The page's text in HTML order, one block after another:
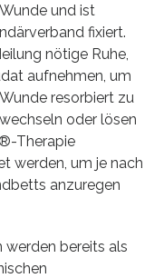
und ist
fixiert.
nötige Ruhe,
aufnehmen, um
resorbiert zu
oder lösen
Therapie
werden, um je nach
anzuregen
bereits als